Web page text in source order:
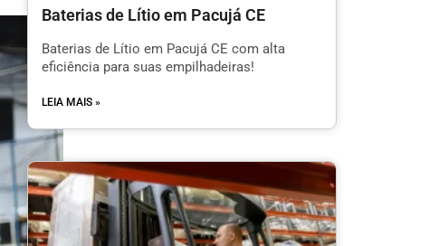
Baterias de Lítio em Pacujá CE
Baterias de Lítio em Pacujá CE com alta
eficiência para suas empilhadeiras!
LEIA MAIS »